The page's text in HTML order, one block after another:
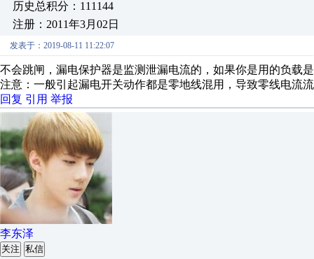
历史总积分：111144
注册：2011年3月02日
发表于：2019-08-11 11:22:07
不会跳闸，漏电保护器是监测泄漏电流的，如果你是用的负载
注意：一般引起漏电开关动作都是零地线混用，导致零线电流
回复 引用 举报
李东泽
关注 私信